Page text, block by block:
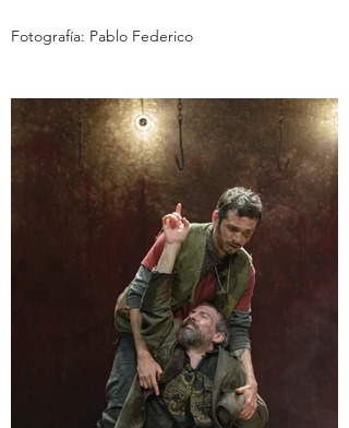
Fotografía: Pablo Federico